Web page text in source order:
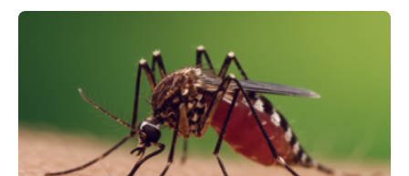
Grünalgen, die vor Hunderten von Millionen Jahren
lebten. Unter den Vorfahren sticht eine Gruppe heraus,
die noch heute in der Natur vorkommt: die
Süßwasseralge Coleochaetophyceae. Einige Arten
dieser Gruppe bilden aus Zellfäden dichte Geflechte
mit scheibenförmiger Gestalt. Was auffällig ist: Die